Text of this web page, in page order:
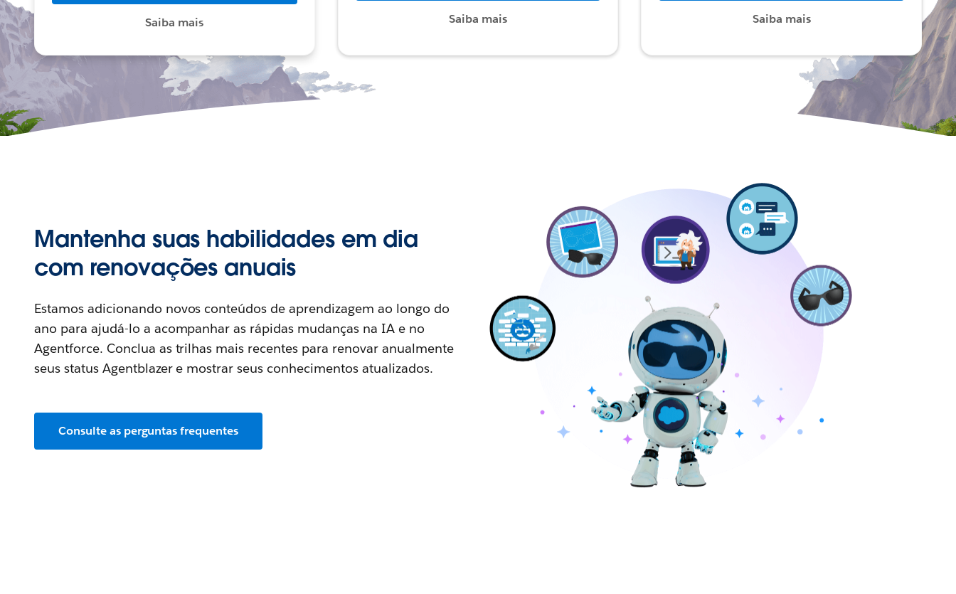
Saiba mais Saiba mais Saiba mais
Mantenha suas habilidades em dia
com renovações anuais
Estamos adicionando novos conteúdos de aprendizagem ao longo do
ano para ajudá-lo a acompanhar as rápidas mudanças na IA e no
Agentforce. Conclua as trilhas mais recentes para renovar anualmente
seus status Agentblazer e mostrar seus conhecimentos atualizados.
Consulte as perguntas frequentes